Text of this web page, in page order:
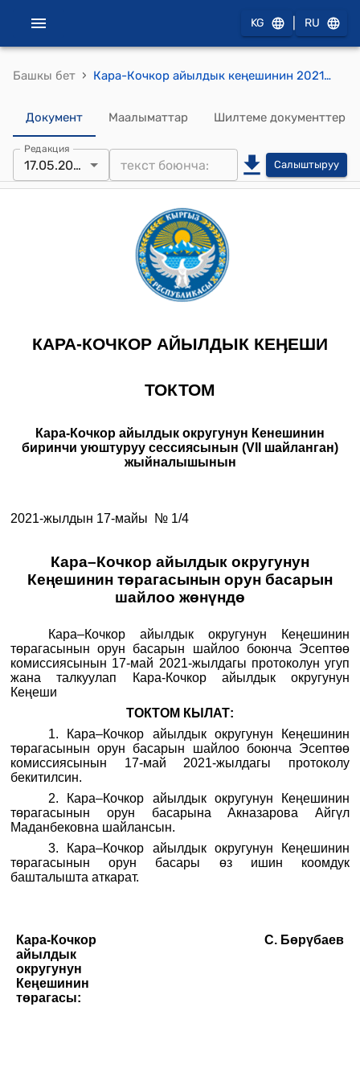
KG RU
Башкы бет › Кара-Кочкор айылдык кеңешинин 2021-жылдын 17-майындагы № 1/4 "Кара–Кочкор айылдык округунун Кеңешинин төрагасынын орун басарын шайлоо жөнүндө" токтому
Документ Маалыматтар Шилтеме документтер
Редакция
17.05.2021 Салыштыруу